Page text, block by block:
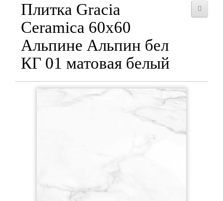
Плитка Gracia
Ceramica 60x60
Альпине Альпин бел
КГ 01 матовая белый